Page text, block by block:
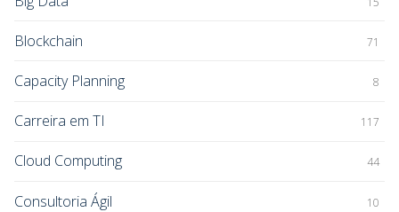
Blockchain 71
Capacity Planning 8
Carreira em TI 117
Cloud Computing 44
Consultoria Ágil 10